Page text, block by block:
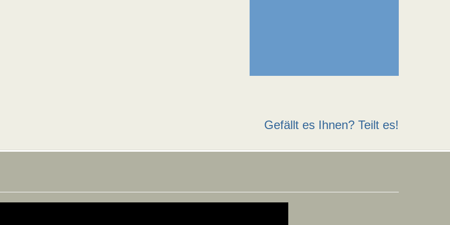
Gefällt es Ihnen? Teilt es!